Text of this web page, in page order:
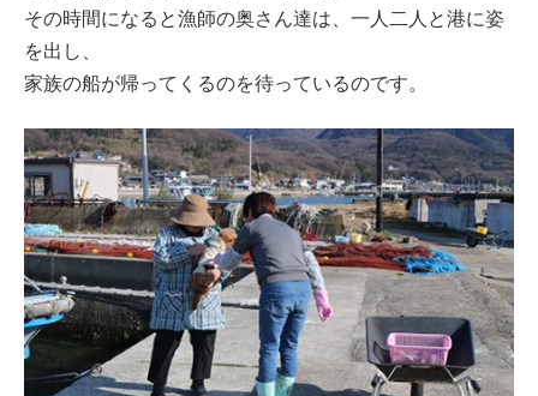
その時間になると漁師の奥さん達は、一人二人と港に姿
を出し、
家族の船が帰ってくるのを待っているのです。